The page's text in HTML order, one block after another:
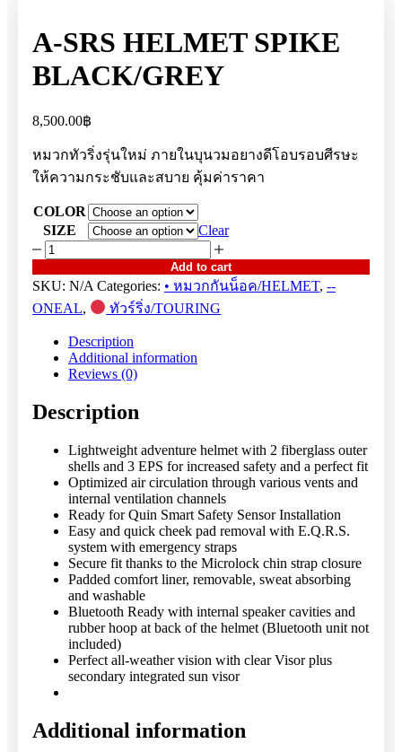
A-SRS HELMET SPIKE
BLACK/GREY
8,500.00฿
หมวกทัวริ่งรุ่นใหม่ ภายในบุนวมอยางดีโอบรอบศีรษะ
ให้ความกระชับและสบาย คุ้มค่าราคา
COLOR
SIZE
Clear
A-
SRS
HELMET
SPIKE
BLACK/GREY
Add to cart
SKU: N/A Categories: • หมวกกันน็อค/HELMET, --
ONEAL, ทัวร์ริ่ง/TOURING
Description
Additional information
Reviews (0)
Description
Lightweight adventure helmet with 2 fiberglass outer
shells and 3 EPS for increased safety and a perfect fit
Optimized air circulation through various vents and
internal ventilation channels
Ready for Quin Smart Safety Sensor Installation
Easy and quick cheek pad removal with E.Q.R.S.
system with emergency straps
Secure fit thanks to the Microlock chin strap closure
Padded comfort liner, removable, sweat absorbing
and washable
Bluetooth Ready with internal speaker cavities and
rubber hoop at back of the helmet (Bluetooth unit not
included)
Perfect all-weather vision with clear Visor plus
secondary integrated sun visor
Additional information